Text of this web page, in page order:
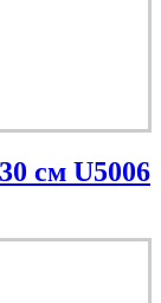
см U5006